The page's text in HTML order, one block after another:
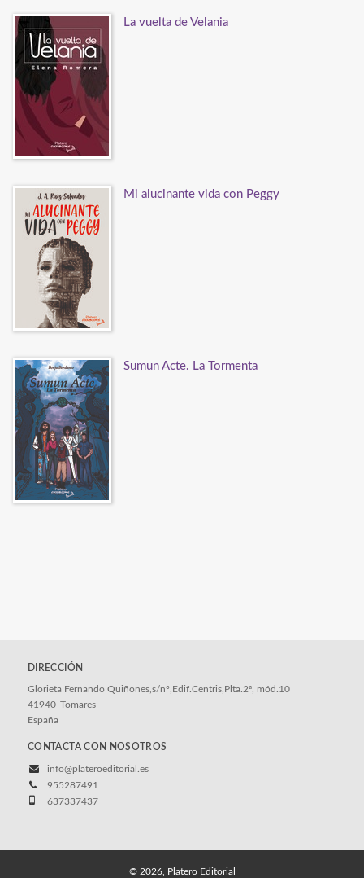
La vuelta de Velania
Mi alucinante vida con Peggy
Sumun Acte. La Tormenta
DIRECCIÓN
Glorieta Fernando Quiñones,s/nº,Edif.Centris,Plta.2ª, mód.10
41940 Tomares
España
CONTACTA CON NOSOTROS
info@plateroeditorial.es
955287491
637337437
© 2026, Platero Editorial